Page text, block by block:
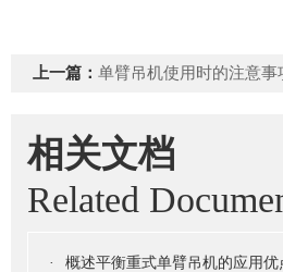
上一篇： 单臂吊机使用时的注意事
相关文档
Related
· 概述平衡重式单臂吊机的应用优